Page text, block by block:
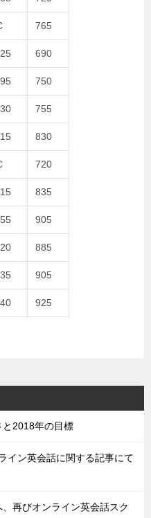
765
690
750
755
830
720
835
905
885
905
925
2018年の目標
イン英会話に関する記事にて
再びオンライン英会話スク